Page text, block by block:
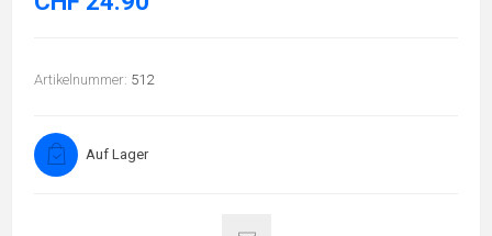
Artikelnummer: 512
Auf Lager